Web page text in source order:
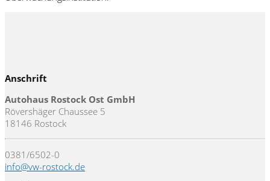
Anschrift
Autohaus Rostock Ost GmbH
Rövershäger Chaussee 5
18146 Rostock
0381/6502-0
info@vw-rostock.de